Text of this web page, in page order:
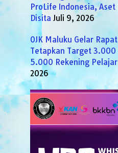
ProLife Indonesia, Aset
Disita Juli 9, 2026
OJK Maluku Gelar
Tetapkan Target 3.000
5.000 Rekening
2026